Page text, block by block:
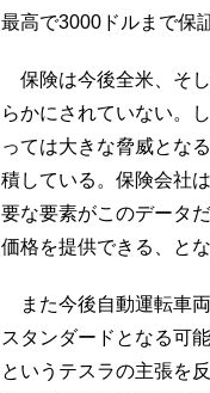
最高で3000ドルまで保
保険は今後全米、そ
らかにされていない。
っては大きな脅威とな
積している。保険会社
要な要素がこのデータ
価格を提供できる、と
また今後自動運転車
スタンダードとなる可
というテスラの主張を